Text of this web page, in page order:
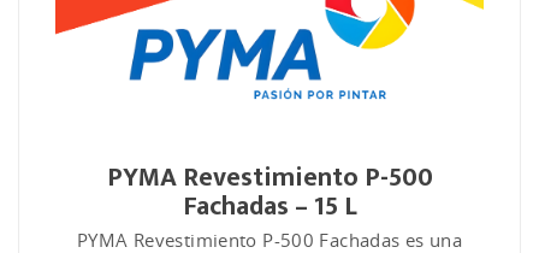
PYMA Revestimiento P-500
Fachadas – 15 L
PYMA Revestimiento P-500 Fachadas es una